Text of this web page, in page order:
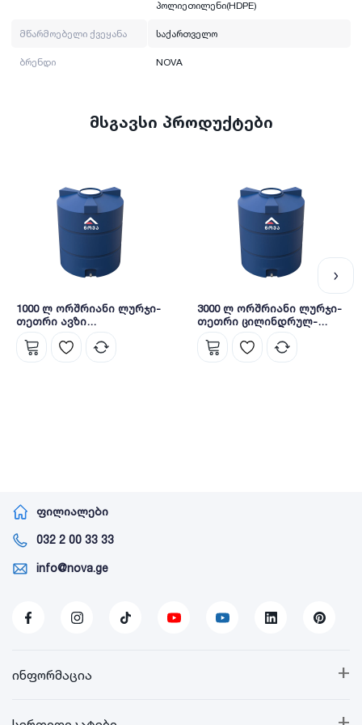
პოლიეთილენი(HDPE)
მწარმოებელი ქვეყანა საქართველო
ბრენდი NOVA
მსგავსი პროდუქტები
1000 ლ ორშრიანი ლურჯი-
თეთრი ავზი
ცილინდრულ-
ვერტიკალური NOVA
3000 ლ ორშრიანი ლურჯი-
თეთრი ცილინდრულ-
ვერტიკალური ავზი NOVA
ფილიალები
032 2 00 33 33
info@nova.ge
+
ინფორმაცია